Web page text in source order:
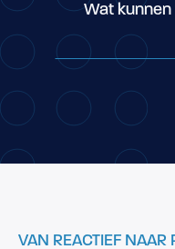
Wat
VAN REACTIEF NAAR